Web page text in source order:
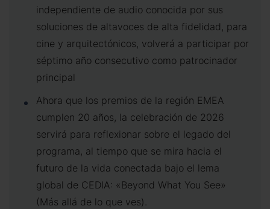
independiente de audio conocida por sus
soluciones de altavoces de alta fidelidad, para
cine y arquitectónicos, volverá a participar por
séptimo año consecutivo como patrocinador
principal
Ahora que los premios de la región EMEA
cumplen 20 años, la celebración de 2026
servirá para reflexionar sobre el legado del
programa, al tiempo que se mira hacia el
futuro de la vida conectada bajo el lema
global de CEDIA: «Beyond What You See»
(Más allá de lo que ves).